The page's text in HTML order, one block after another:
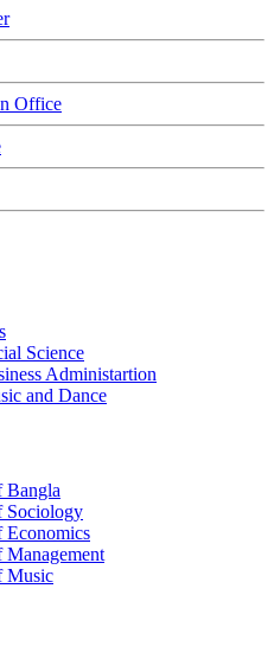
Office
Science
Administartion
and Dance
Bangla
Sociology
Economics
Management
Music